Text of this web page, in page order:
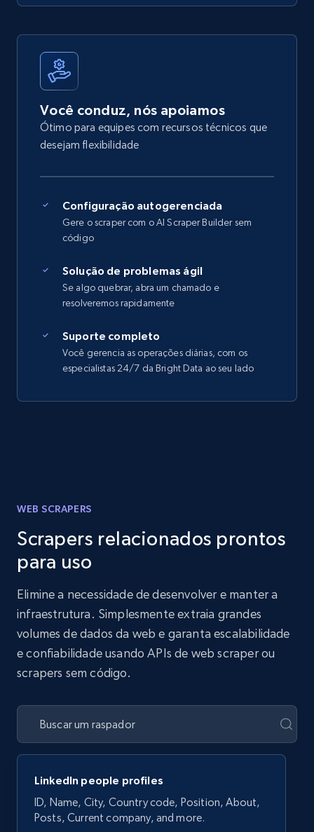
Você conduz, nós apoiamos
Ótimo para equipes com recursos técnicos que
desejam flexibilidade
Configuração autogerenciada
Gere o scraper com o AI Scraper Builder sem
código
Solução de problemas ágil
Se algo quebrar, abra um chamado e
resolveremos rapidamente
Suporte completo
Você gerencia as operações diárias, com os
especialistas 24/7 da Bright Data ao seu lado
WEB SCRAPERS
Scrapers relacionados prontos
para uso
Elimine a necessidade de desenvolver e manter a
infraestrutura. Simplesmente extraia grandes
volumes de dados da web e garanta escalabilidade
e confiabilidade usando APIs de web scraper ou
scrapers sem código.
LinkedIn people profiles
ID, Name, City, Country code, Position, About,
Posts, Current company, and more.